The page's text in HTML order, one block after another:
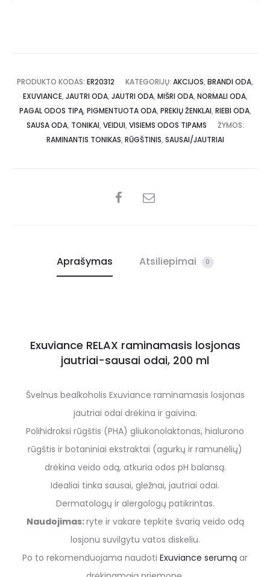
PRODUKTO KODAS: ER20312 KATEGORIJŲ: AKCIJOS, BRANDI ODA,
EXUVIANCE, JAUTRI ODA, JAUTRI ODA, MIŠRI ODA, NORMALI ODA,
PAGAL ODOS TIPĄ, PIGMENTUOTA ODA, PREKIŲ ŽENKLAI, RIEBI ODA,
SAUSA ODA, TONIKAI, VEIDUI, VISIEMS ODOS TIPAMS
ŽYMOS:
RAMINANTIS TONIKAS, RŪGŠTINIS, SAUSAI/JAUTRIAI
Aprašymas Atsiliepimai 0
Exuviance RELAX raminamasis losjonas
jautriai-sausai odai, 200 ml
Švelnus bealkoholis Exuviance raminamasis losjonas
jautriai odai drėkina ir gaivina.
Polihidroksi rūgštis (PHA) gliukonolaktonas, hialurono
rūgštis ir botaniniai ekstraktai (agurkų ir ramunėlių)
drėkina veido odą, atkuria odos pH balansą.
Idealiai tinka sausai, gležnai, jautriai odai.
Dermatologų ir alergologų patikrintas.
Naudojimas:ryte ir vakare tepkite švarią veido odą
losjonu suvilgytu vatos diskeliu.
Po to rekomenduojama naudoti Exuviance serumą ar